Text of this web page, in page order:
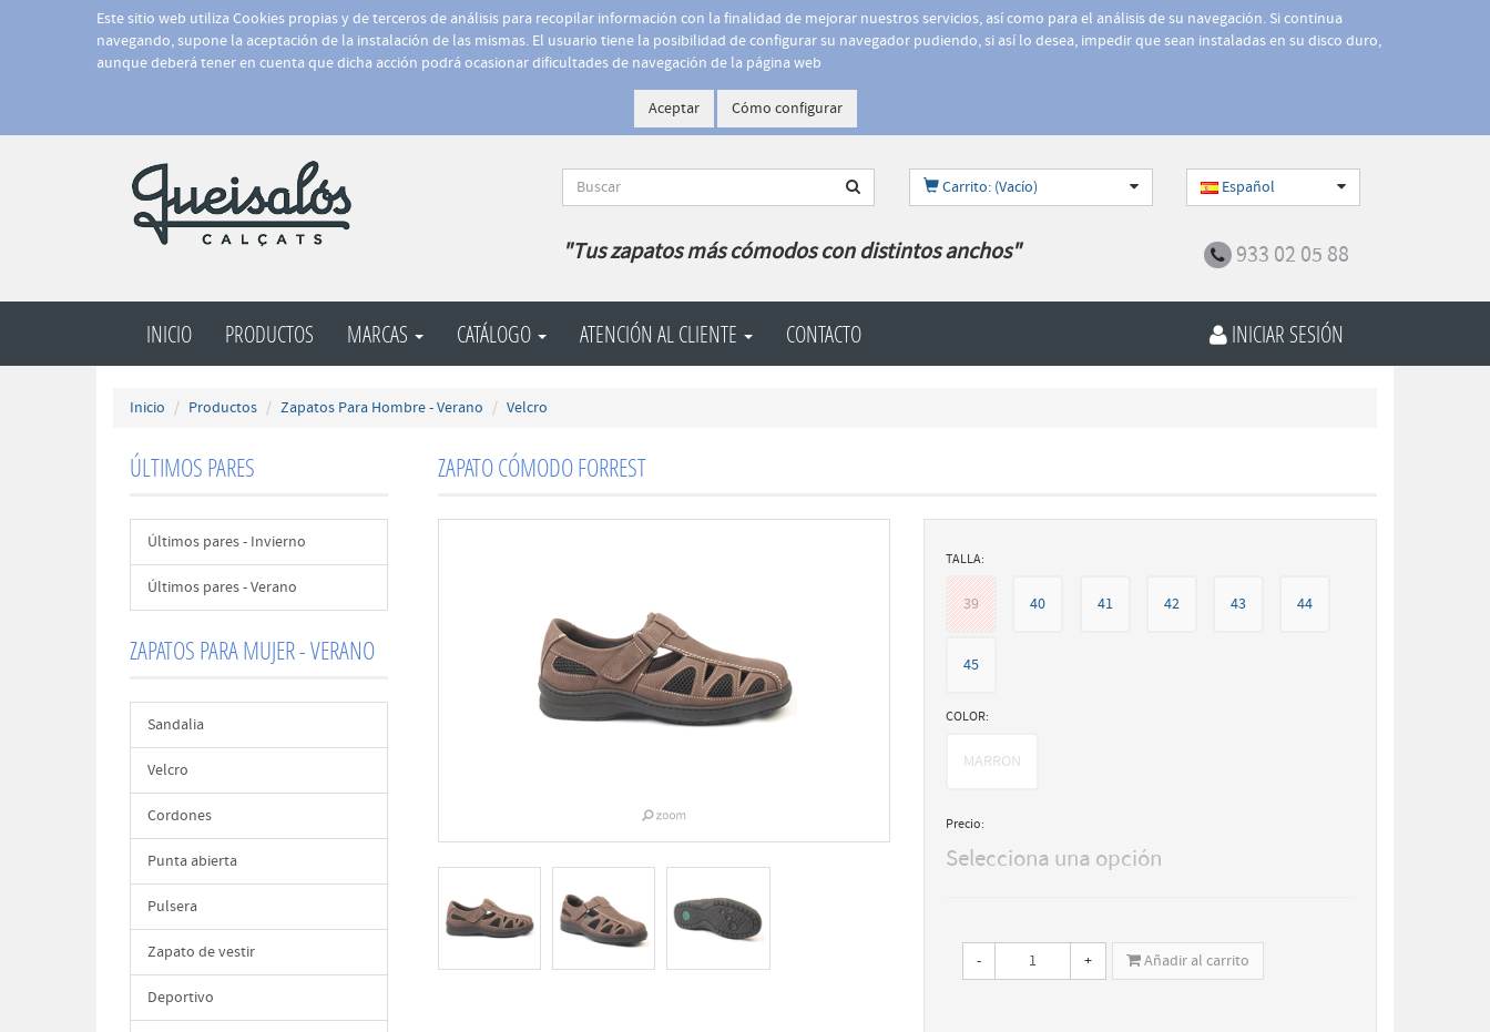
Este sitio web utiliza Cookies propias y de terceros de análisis para recopilar información con la finalidad de mejorar nuestros servicios, así como para el análisis de su navegación. Si continua
navegando, supone la aceptación de la instalación de las mismas. El usuario tiene la posibilidad de configurar su navegador pudiendo, si así lo desea, impedir que sean instaladas en su disco duro,
aunque deberá tener en cuenta que dicha acción podrá ocasionar dificultades de navegación de la página web
Aceptar Cómo configurar
Carrito: (Vacío) Español
"Tus zapatos más cómodos con distintos anchos" 933 02 05 88
INICIO PRODUCTOS MARCAS CATÁLOGO ATENCIÓN AL CLIENTE CONTACTO INICIAR SESIÓN
Inicio Productos Zapatos Para Hombre - Verano Velcro
ÚLTIMOS PARES
Últimos pares - Invierno
Últimos pares - Verano
ZAPATOS PARA MUJER - VERANO
Sandalia
Velcro
Cordones
Punta abierta
Pulsera
Zapato de vestir
Deportivo
ZAPATO CÓMODO FORREST
TALLA:
39 40 41 42 43 44
45
COLOR:
MARRON
Precio:
Selecciona una opción
- + Añadir al carrito